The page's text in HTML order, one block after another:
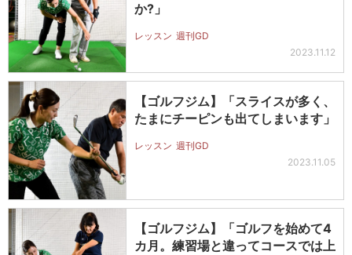
か?」
レッスン 週刊GD
2023.11.12
【ゴルフジム】「スライスが多く、
たまにチーピンも出てしまいます」
レッスン 週刊GD
2023.11.05
【ゴルフジム】「ゴルフを始めて4
カ月。練習場と違ってコースでは上